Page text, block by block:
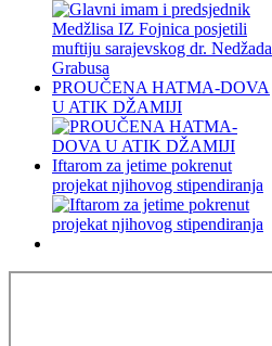
PROUČENA HATMA-DOVA
U ATIK DŽAMIJI
Iftarom za jetime pokrenut
projekat njihovog stipendiranja